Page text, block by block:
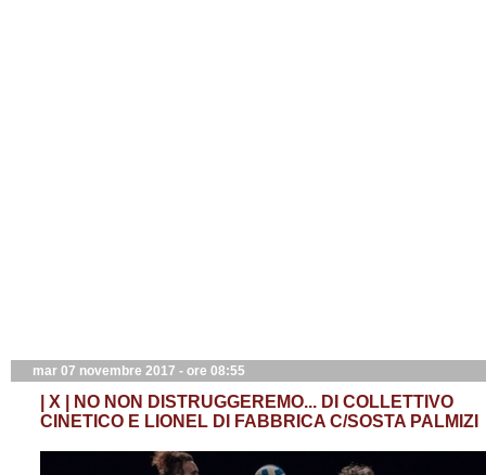
mar 07 novembre 2017 - ore 08:55
| X | NO NON DISTRUGGEREMO... DI COLLETTIVO
CINETICO E LIONEL DI FABBRICA C/SOSTA PALMIZI